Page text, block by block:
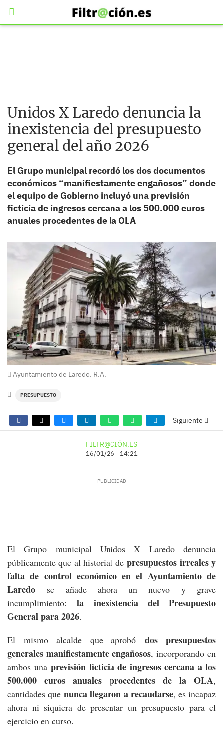
Unidos X Laredo denuncia la
inexistencia del presupuesto
general del año 2026
El Grupo municipal recordó los dos documentos
económicos “manifiestamente engañosos” donde
el equipo de Gobierno incluyó una previsión
ficticia de ingresos cercana a los 500.000 euros
anuales procedentes de la OLA
Ayuntamiento de Laredo. R.A.
PRESUPUESTO
Siguiente
FILTR@CIÓN.ES
16/01/26 - 14:21
El Grupo municipal Unidos X Laredo denuncia
públicamente que al historial depresupuestos irreales y
falta de control económico en el Ayuntamiento de
Laredo se añade ahora un nuevo y grave
incumplimiento:la inexistencia del Presupuesto
General para 2026.
El mismo alcalde que aprobó dos presupuestos
generales manifiestamente engañosos, incorporando en
ambos una previsión ficticia de ingresos cercana a los
500.000 euros anuales procedentes de la OLA,
cantidades quenunca llegaron a recaudarse, es incapaz
ahora ni siquiera de presentar un presupuesto para el
ejercicio en curso.